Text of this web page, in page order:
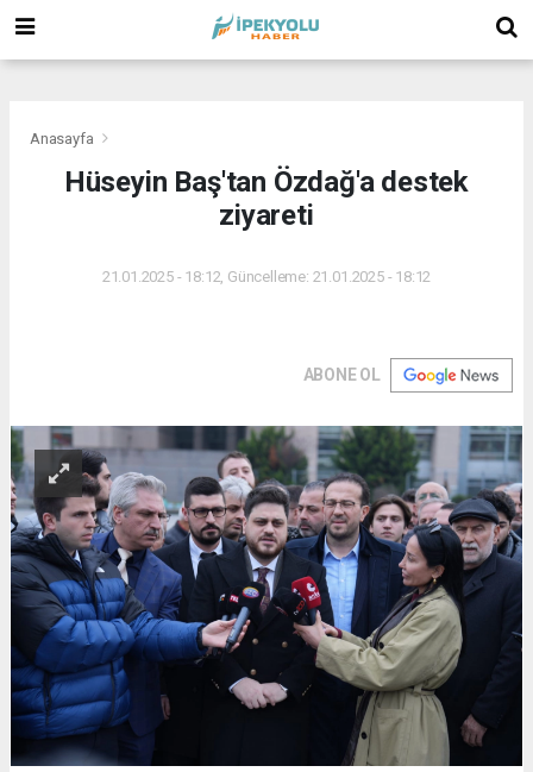
Anasayfa
Hüseyin Baş'tan Özdağ'a destek
ziyareti
21.01.2025 - 18:12, Güncelleme: 21.01.2025 - 18:12
ABONE OL